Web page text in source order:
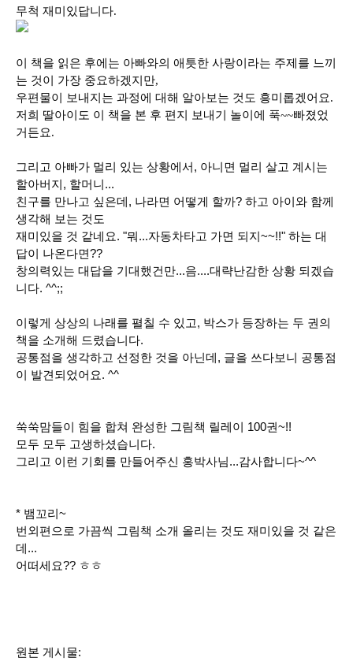
무척 재미있답니다.
이 책을 읽은 후에는 아빠와의 애틋한 사랑이라는 주제를 느끼
는 것이 가장 중요하겠지만,
우편물이 보내지는 과정에 대해 알아보는 것도 흥미롭겠어요.
저희 딸아이도 이 책을 본 후 편지 보내기 놀이에 푹~~빠졌었
거든요.
그리고 아빠가 멀리 있는 상황에서, 아니면 멀리 살고 계시는
할아버지, 할머니...
친구를 만나고 싶은데, 나라면 어떻게 할까? 하고 아이와 함께
생각해 보는 것도
재미있을 것 같네요. "뭐...자동차타고 가면 되지~~!!" 하는 대
답이 나온다면??
창의력있는 대답을 기대했건만...음....대략난감한 상황 되겠습
니다. ^^;;
이렇게 상상의 나래를 펼칠 수 있고, 박스가 등장하는 두 권의
책을 소개해 드렸습니다.
공통점을 생각하고 선정한 것을 아닌데, 글을 쓰다보니 공통점
이 발견되었어요. ^^
쑥쑥맘들이 힘을 합쳐 완성한 그림책 릴레이 100권~!!
모두 모두 고생하셨습니다.
그리고 이런 기회를 만들어주신 홍박사님...감사합니다~^^
* 뱀꼬리~
번외편으로 가끔씩 그림책 소개 올리는 것도 재미있을 것 같은
데...
어떠세요?? ㅎㅎ
원본 게시물: